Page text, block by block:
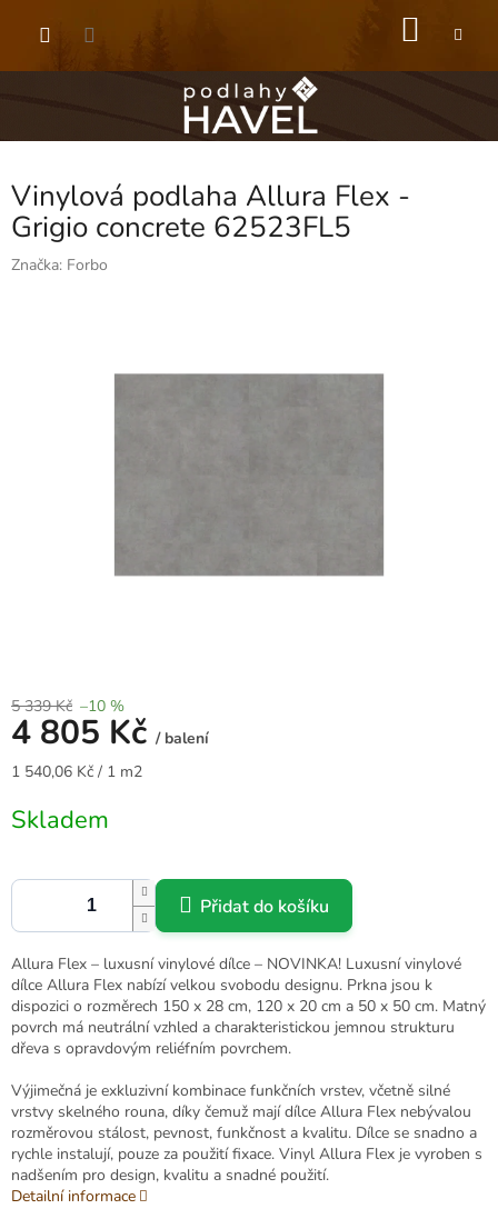
Vinylová podlaha Allura Flex -
Grigio concrete 62523FL5
Značka: Forbo
5 339 Kč –10 %
4 805 Kč / balení
Měrná
1 540,06 Kč / 1 m2
Skladem
Přidat do košíku
Allura Flex – luxusní vinylové dílce – NOVINKA! Luxusní vinylové
dílce Allura Flex nabízí velkou svobodu designu. Prkna jsou k
dispozici o rozměrech 150 x 28 cm, 120 x 20 cm a 50 x 50 cm. Matný
povrch má neutrální vzhled a charakteristickou jemnou strukturu
dřeva s opravdovým reliéfním povrchem.
Výjimečná je exkluzivní kombinace funkčních vrstev, včetně silné
vrstvy skelného rouna, díky čemuž mají dílce Allura Flex nebývalou
rozměrovou stálost, pevnost, funkčnost a kvalitu. Dílce se snadno a
rychle instalují, pouze za použití fixace. Vinyl Allura Flex je vyroben s
nadšením pro design, kvalitu a snadné použití.
Detailní informace